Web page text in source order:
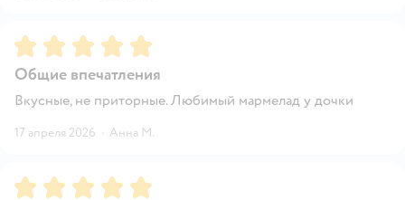
Рейтинг:5
Общие впечатления
Вкусные, не приторные. Любимый мармелад у дочки
17 апреля 2026 · Анна М.
Рейтинг:5